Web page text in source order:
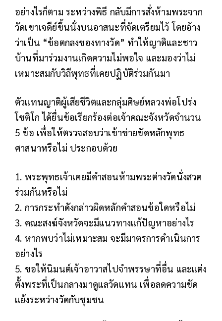
อย่างไรก็ตาม ระหว่างพิธี กลับมีการสั่งห้ามพระจาก
วัดเขาเจดีย์ขึ้นนั่งบนอาสนะที่จัดเตรียมไว้ โดยอ้าง
ว่าเป็น “ข้อตกลงของทางวัด” ทำให้ญาติและชาว
บ้านที่มาร่วมงานเกิดความไม่พอใจ และมองว่าไม่
เหมาะสมกับวิถีพุทธที่เคยปฏิบัติร่วมกันมา
ตัวแทนญาติผู้เสียชีวิตและกลุ่มศิษย์หลวงพ่อโปร่ง
โชติโก ได้ยื่นข้อเรียกร้องต่อเจ้าคณะจังหวัดจำนวน
5 ข้อ เพื่อให้ตรวจสอบว่าเข้าข่ายขัดหลักพุทธ
ศาสนาหรือไม่ ประกอบด้วย
1. พระพุทธเจ้าเคยมีคำสอนห้ามพระต่างวัดนั่งสวด
ร่วมกันหรือไม่
2. การกระทำดังกล่าวผิดหลักคำสอนข้อใดหรือไม่
3. คณะสงฆ์จังหวัดจะมีแนวทางแก้ปัญหาอย่างไร
4. หากพบว่าไม่เหมาะสม จะมีมาตรการดำเนินการ
อย่างไร
5. ขอให้นิมนต์เจ้าอาวาสไปจำพรรษาที่อื่น และแต่ง
ตั้งพระที่เป็นกลางมาดูแลวัดแทน เพื่อลดความขัด
แย้งระหว่างวัดกับชุมชน